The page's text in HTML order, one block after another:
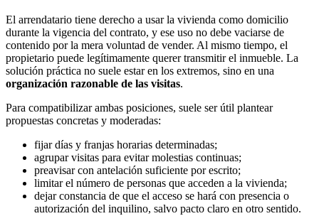
El arrendatario tiene derecho a usar la vivienda como domicilio
durante la vigencia del contrato, y ese uso no debe vaciarse de
contenido por la mera voluntad de vender. Al mismo tiempo, el
propietario puede legítimamente querer transmitir el inmueble. La
solución práctica no suele estar en los extremos, sino en una
organización razonable de las visitas.
Para compatibilizar ambas posiciones, suele ser útil plantear
propuestas concretas y moderadas:
fijar días y franjas horarias determinadas;
agrupar visitas para evitar molestias continuas;
preavisar con antelación suficiente por escrito;
limitar el número de personas que acceden a la vivienda;
dejar constancia de que el acceso se hará con presencia o
autorización del inquilino, salvo pacto claro en otro sentido.